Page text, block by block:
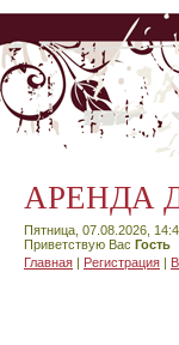
АРЕНДА
Пятница, 07.08.2026,
Приветствую Вас Гость
Главная | Регистрация |